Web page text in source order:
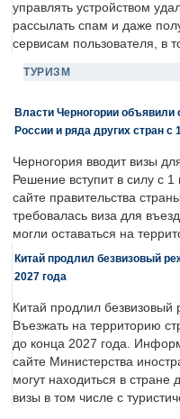
управлять устройством
рассылать спам и даже
сервисам пользователя, в
ТУРИЗМ
Власти Черногории объявили
России и ряда других стран с
Черногория вводит визы
Решение вступит в силу с
сайте правительства
требовалась виза для
могли оставаться на
Китай продлил безвизовый
2027 года
Китай продлил
Въезжать на территорию
до конца 2027 года.
сайте Министерства
могут находиться в
визы в том числе с